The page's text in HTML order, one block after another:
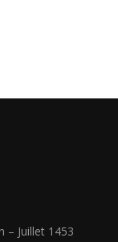
– Juillet 1453